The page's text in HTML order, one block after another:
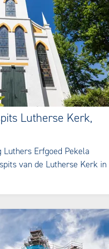
Lutherse Kerk,
Erfgoed Pekela
van de Lutherse Kerk in